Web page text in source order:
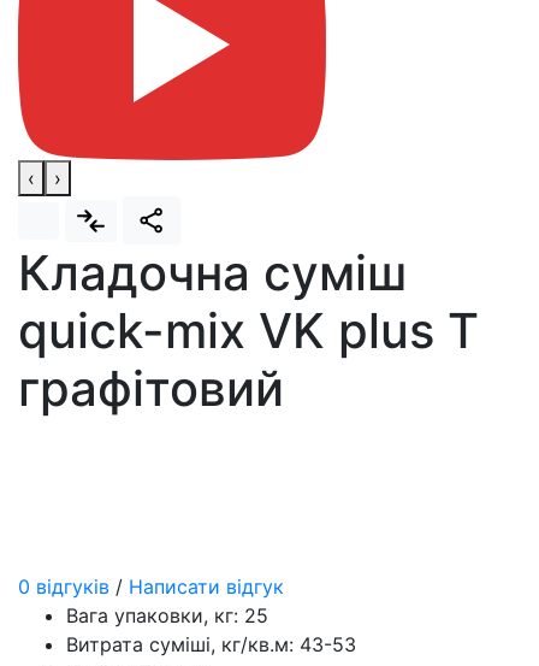
‹ ›
Кладочна суміш
quick-mix VK plus T
графітовий
0 відгуків / Написати відгук
Вага упаковки, кг: 25
Витрата суміші, кг/кв.м: 43-53